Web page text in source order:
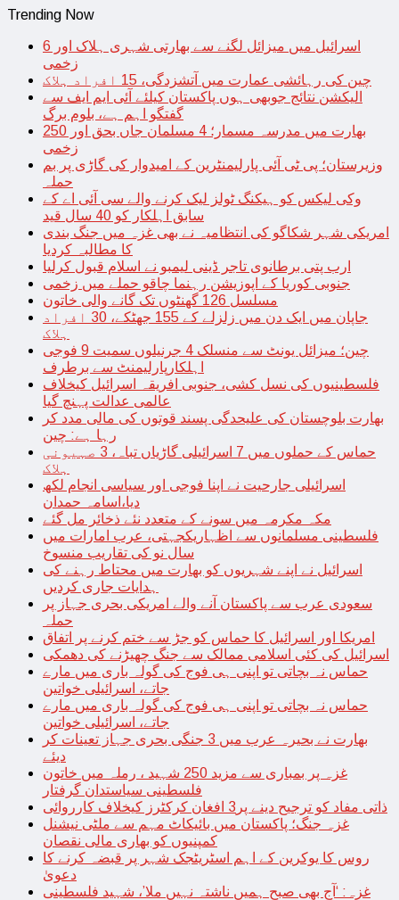
Trending Now
اسرائیل میں میزائل لگنے سے بھارتی شہری ہلاک اور 6
زخمی
چین کی رہائشی عمارت میں آتشزدگی، 15 افراد ہلاک
الیکشن نتائج جوبھی ہوں پاکستان کیلئے آئی ایم ایف سے
گفتگو اہم ہے، بلوم برگ
بھارت میں مدرسہ مسمار؛ 4 مسلمان جاں بحق اور 250
زخمی
وزیرستان؛ پی ٹی آئی پارلیمنٹرین کے امیدوار کی گاڑی پر بم
حملہ
وکی لیکس کو ہیکنگ ٹولز لیک کرنے والے سی آئی اے کے
سابق اہلکار کو 40 سال قید
امریکی شہر شکاگو کی انتظامیہ نے بھی غزہ میں جنگ بندی
کا مطالبہ کردیا
ارب پتی برطانوی تاجر ڈینی لیمبو نے اسلام قبول کرلیا
جنوبی کوریا کے اپوزیشن رہنما چاقو حملے میں زخمی
مسلسل 126 گھنٹوں تک گانے والی خاتون
جاپان میں ایک دن میں زلزلے کے 155 جھٹکے، 30 افراد
ہلاک
چین؛ میزائل یونٹ سے منسلک 4 جرنیلوں سمیت 9 فوجی
اہلکارپارلیمنٹ سے برطرف
فلسطینیوں کی نسل کشی، جنوبی افریقہ اسرائیل کیخلاف
عالمی عدالت پہنچ گیا
بھارت بلوچستان کی علیحدگی پسند قوتوں کی مالی مدد کر
رہا ہے: چین
حماس کے حملوں میں 7 اسرائیلی گاڑیاں تباہ، 3 صہیونی
ہلاک
اسرائیلی جارحیت نے اپنا فوجی اور سیاسی انجام لکھ
دیا،اسامہ حمدان
مکہ مکرمہ میں سونے کے متعدد نئے ذخائر مل گئے
فلسطینی مسلمانوں سے اظہاریکجہتی، عرب امارات میں
سال نو کی تقاریب منسوخ
اسرائیل نے اپنے شہریوں کو بھارت میں محتاط رہنے کی
ہدایات جاری کردیں
سعودی عرب سے پاکستان آنے والے امریکی بحری جہاز پر
حملہ
امریکا اور اسرائیل کا حماس کو جڑ سے ختم کرنے پر اتفاق
اسرائیل کی کئی اسلامی ممالک سے جنگ چھیڑنے کی دھمکی
حماس نہ بچاتی تو اپنی ہی فوج کی گولہ باری میں مارے
جاتے، اسرائیلی خواتین
حماس نہ بچاتی تو اپنی ہی فوج کی گولہ باری میں مارے
جاتے، اسرائیلی خواتین
بھارت نے بحیرہ عرب میں 3 جنگی بحری جہاز تعینات کر
دیئے
غزہ پر بمباری سے مزید 250 شہید ، رملہ میں خاتون
فلسطینی سیاستدان گرفتار
ذاتی مفاد کو ترجیح دینے پر3 افغان کرکٹرز کیخلاف کارروائی
غزہ جنگ؛ پاکستان میں بائیکاٹ مہم سے ملٹی نیشنل
کمپنیوں کو بھاری مالی نقصان
روس کا یوکرین کے اہم اسٹریٹجک شہر پر قبضہ کرنے کا
دعویٰ
غزہ: ‘آج بھی صبح ہمیں ناشتہ نہیں ملا’، شہید فلسطینی